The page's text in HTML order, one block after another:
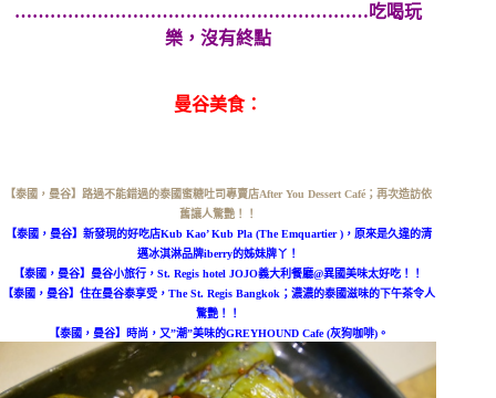
……………………………………………………吃喝玩
樂，沒有終點
曼谷美食：
【泰國，曼谷】路過不能錯過的泰國蜜糖吐司專賣店After You Dessert Café；再次造訪依
舊讓人驚艷！！
【泰國，曼谷】新發現的好吃店Kub Kao’ Kub Pla (The Emquartier )，原來是久違的清
邁冰淇淋品牌iberry的姊妹牌丫！
【泰國，曼谷】曼谷小旅行，St. Regis hotel JOJO義大利餐廳@異國美味太好吃！！
【泰國，曼谷】住在曼谷泰享受，The St. Regis Bangkok；濃濃的泰國滋味的下午茶令人
驚艷！！
【泰國，曼谷】時尚，又”潮”美味的GREYHOUND Cafe (灰狗咖啡)。